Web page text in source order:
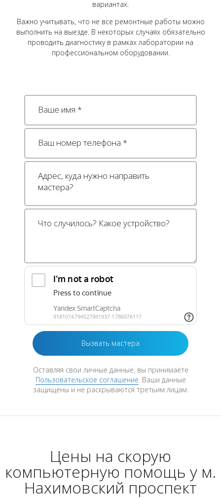
вариантах.
Важно учитывать, что не все ремонтные работы можно
выполнить на выезде. В некоторых случаях обязательно
проводить диагностику в рамках лаборатории на
профессиональном оборудовании.
Оставляя свои личные данные, вы принимаете
Пользовательское соглашение. Ваши данные
защищены и не раскрываются третьим лицам.
Цены на скорую
компьютерную помощь у м.
Нахимовский проспект